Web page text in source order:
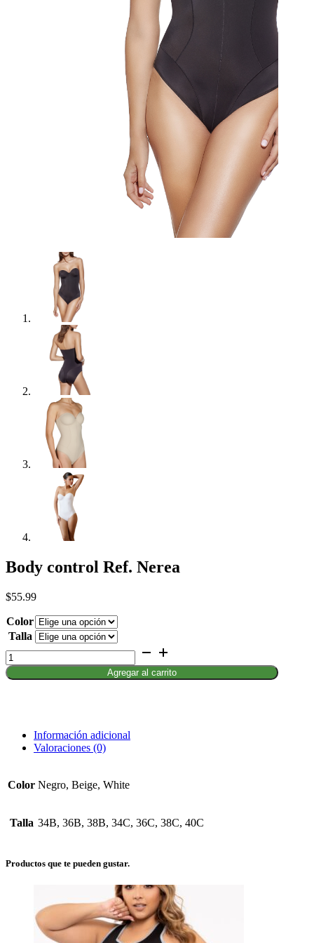
Body control Ref. Nerea
$55.99
Color
Talla
Body
control
Ref.
Agregar al carrito
Información adicional
Valoraciones (0)
Color Negro, Beige, White
Talla 34B, 36B, 38B, 34C, 36C, 38C, 40C
Productos que te pueden gustar.